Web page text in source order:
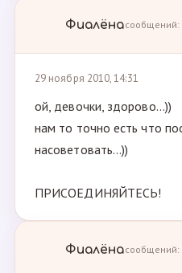
Фиалёнасообщений:
29 ноября 2010, 14:31
ой, девочки, здорово...))
нам то точно есть что
насоветовать...))
ПРИСОЕДИНЯЙТЕСЬ!
Фиалёнасообщений: